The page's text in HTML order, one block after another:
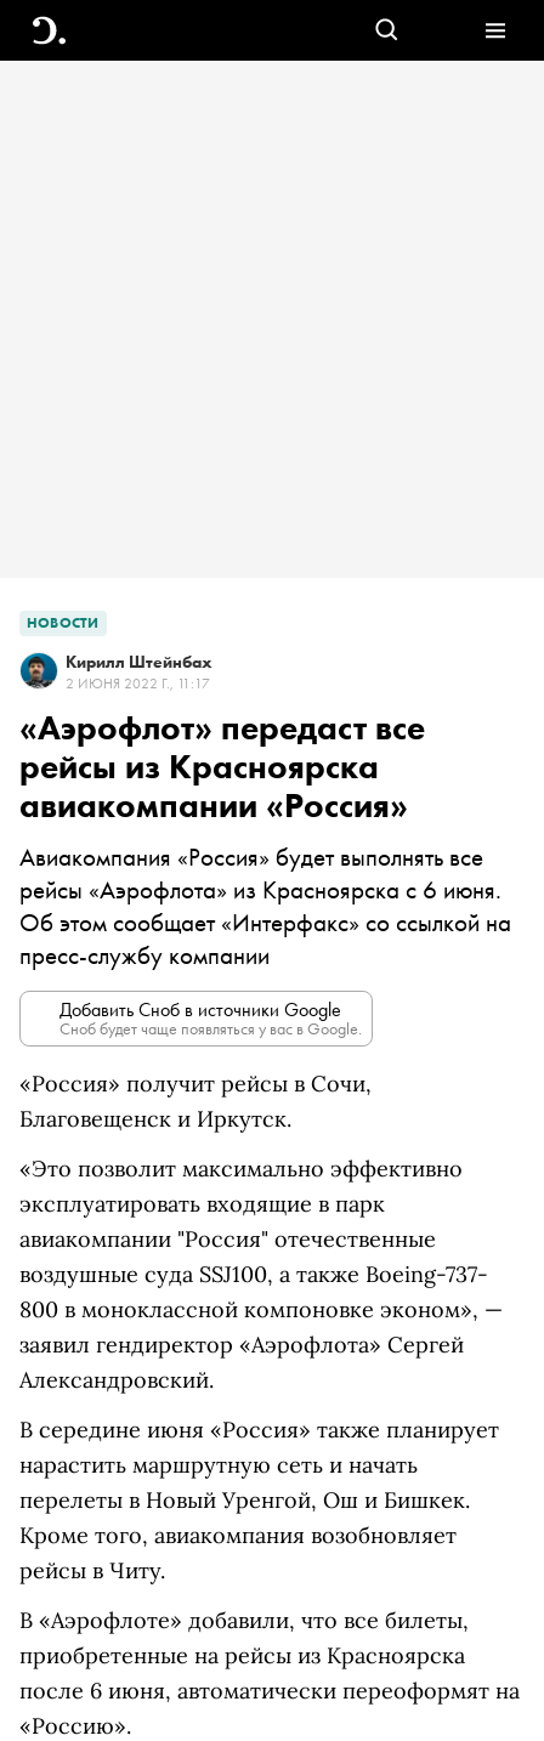
НОВОСТИ
Кирилл Штейнбах
2 ИЮНЯ 2022 Г., 11:17
«Аэрофлот» передаст все
рейсы из Красноярска
авиакомпании «Россия»
Авиакомпания «Россия» будет выполнять все
рейсы «Аэрофлота» из Красноярска с 6 июня.
Об этом сообщает «Интерфакс» со ссылкой на
пресс-службу компании
Добавить Сноб в источники Google
Сноб будет чаще появляться у вас в Google.
«Россия» получит рейсы в Сочи,
Благовещенск и Иркутск.
«Это позволит максимально эффективно
эксплуатировать входящие в парк
авиакомпании "Россия" отечественные
воздушные суда SSJ100, а также Boeing-737-
800 в моноклассной компоновке эконом», —
заявил гендиректор «Аэрофлота» Сергей
Александровский.
В середине июня «Россия» также планирует
нарастить маршрутную сеть и начать
перелеты в Новый Уренгой, Ош и Бишкек.
Кроме того, авиакомпания возобновляет
рейсы в Читу.
В «Аэрофлоте» добавили, что все билеты,
приобретенные на рейсы из Красноярска
после 6 июня, автоматически переоформят на
«Россию».